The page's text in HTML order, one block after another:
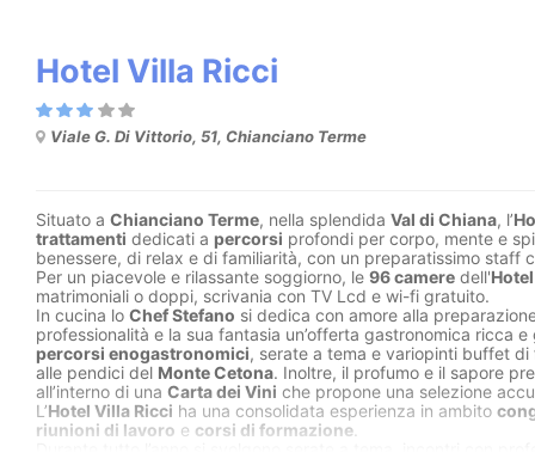
Hotel Villa Ricci
Viale G. Di Vittorio, 51, Chianciano Terme
Situato a Chianciano Terme, nella splendida Val di Chiana, l’
trattamenti dedicati a percorsi profondi per corpo, mente e
benessere, di relax e di familiarità, con un preparatissimo
Per un piacevole e rilassante soggiorno, le 96 camere dell'
matrimoniali o doppi, scrivania con TV Lcd e wi-fi gratuito.
In cucina lo Chef Stefano si dedica con amore alla
professionalità e la sua fantasia un’offerta gastronomica ricca e
percorsi enogastronomici, serate a tema e variopinti buffet
alle pendici del Monte Cetona. Inoltre, il profumo e il sapore
all’interno di una Carta dei Vini che propone una selezione
L’Hotel Villa Ricci ha una consolidata esperienza in ambito
riunioni di lavoro e corsi di formazione